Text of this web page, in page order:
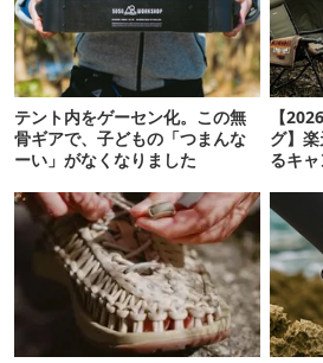
テント内をゲーセン化。この無
骨ギアで、子どもの「つまんな
ーい」がなくなりました
【
グ】
るキ